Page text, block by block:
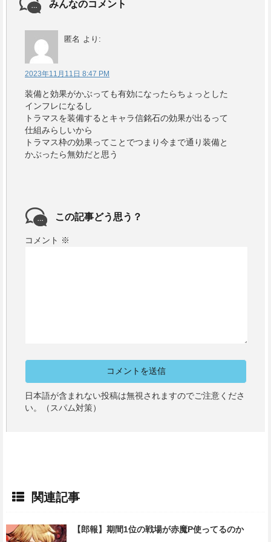
みんなのコメント
匿名 より:
2023年11月11日 8:47 PM
装備と効果がかぶっても有効になったらちょっとした
インフレになるし
トラマスを装備するとキャラ信銘石の効果が出るって
仕組みらしいから
トラマス枠の効果ってことでつまり今まで通り装備と
かぶったら無効だと思う
この記事どう思う？
コメント ※
日本語が含まれない投稿は無視されますのでご注意くださ
い。（スパム対策）
関連記事
【郎報】期間1位の戦場が赤魔P使ってるのか